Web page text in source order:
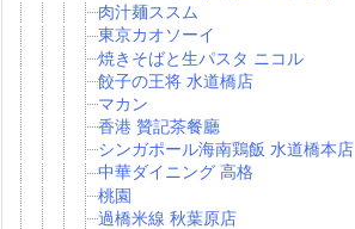
肉汁麺ススム
東京カオソーイ
焼きそばと生パスタ ニコル
餃子の王将 水道橋店
マカン
香港 贊記茶餐廳
シンガポール海南鶏飯 水道橋本店
中華ダイニング 高格
桃園
過橋米線 秋葉原店